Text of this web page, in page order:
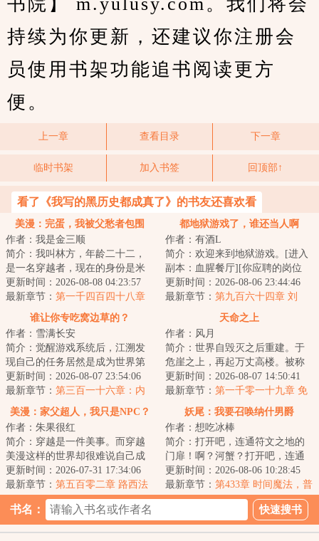
持续为你更新，还建议你注册会
员使用书架功能追书阅读更方
便。
上一章 查看目录 下一章
临时书架 加入书签 回顶部↑
看了《我写的黑历史都成真了》的书友还喜欢看
美漫：完蛋，我被父愁者包围
了！
作者：我是金三顺
简介：我叫林方，年龄二十二，
是一名穿越者，现在的身份是米
国堪萨斯州一个农民。今天我在
农场里，发现一...
更新时间：2026-08-08 04:23:57
最新章节： 第一千四百四十八章
老爸不在，我就是老大！
都地狱游戏了，谁还当人啊
作者：有酒L
简介：欢迎来到地狱游戏。[进入
副本：血腥餐厅][你应聘的岗位
是：外卖员][你的客户有：浑身散
发着尸臭的...
更新时间：2026-08-06 23:44:46
最新章节： 第九百六十四章 刘
正！你不是人！
谁让你专吃窝边草的？
作者：雪满长安
简介：觉醒游戏系统后，江溯发
现自己的任务居然是成为世界第
一的公司主理人。难度有点大，
不过没关系，好...
更新时间：2026-08-07 23:54:06
最新章节： 第三百一十六章：内
卷，疯狂的内卷！
天命之上
作者：风月
简介：世界自毁灭之后重建。于
危崖之上，再起万丈高楼。被称
为天选者的人们活跃在现实的幕
后，行走在历史...
更新时间：2026-08-07 14:50:41
最新章节： 第一千零一十九章 免
美漫：家父超人，我只是NPC？
作者：朱果很红
简介：穿越是一件美事。而穿越
美漫这样的世界却很难说自己成
年了还没逝，或许成为了超人克
拉克的养子也算...
更新时间：2026-07-31 17:34:06
最新章节： 第五百零二章 路西法
妖尾：我要召唤纳什男爵
作者：想吃冰棒
简介：打开吧，连通符文之地的
门扉！啊？河蟹？打开吧，连通
符文之地的门扉！啊？三狼？后
面不会是……果...
更新时间：2026-08-06 10:28:45
最新章节： 第433章 时间魔法，普
雷希托战败
书名：